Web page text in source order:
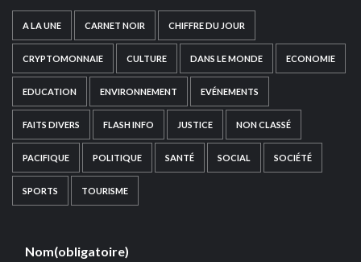
A LA UNE CARNET NOIR CHIFFRE DU JOUR
CRYPTOMONNAIE CULTURE DANS LE MONDE ECONOMIE
EDUCATION ENVIRONNEMENT EVÉNEMENTS
FAITS DIVERS FLASH INFO JUSTICE NON CLASSÉ
PACIFIQUE POLITIQUE SANTÉ SOCIAL SOCIÉTÉ
SPORTS TOURISME
Nom(obligatoire)